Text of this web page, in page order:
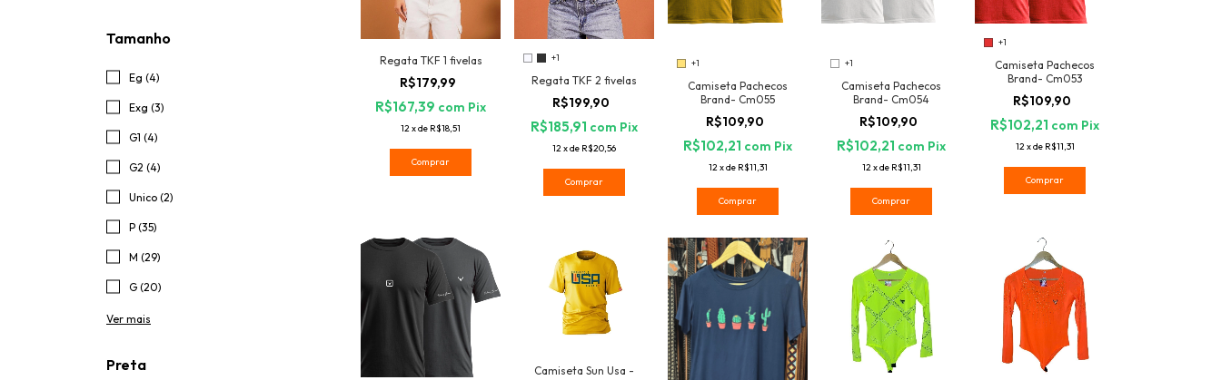
Tamanho
Eg (4)
Exg (3)
G1 (4)
G2 (4)
Unico (2)
P (35)
M (29)
G (20)
Ver mais
Preta
Regata TKF 1 fivelas
R$179,99
R$167,39 com Pix
12xde R$18,51
Comprar
+1
Regata TKF 2 fivelas
R$199,90
R$185,91 com Pix
12 xde R$20,56
Comprar
+1
Camiseta Pachecos
Brand- Cm055
R$109,90
R$102,21 com Pix
12xde R$11,31
Comprar
+1
Camiseta Pachecos
Brand- Cm054
R$109,90
R$102,21 com Pix
12xde R$11,31
Comprar
+1
Camiseta Pachecos
Brand- Cm053
R$109,90
R$102,21 com Pix
12xde R$11,31
Comprar
Camiseta Sun Usa -